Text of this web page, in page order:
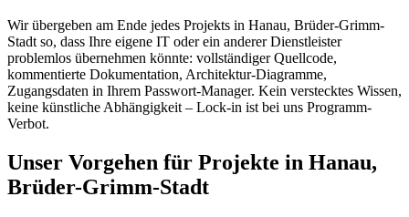
Wir übergeben am Ende jedes Projekts in Hanau, Brüder-Grimm-
Stadt so, dass Ihre eigene IT oder ein anderer Dienstleister
problemlos übernehmen könnte: vollständiger Quellcode,
kommentierte Dokumentation, Architektur-Diagramme,
Zugangsdaten in Ihrem Passwort-Manager. Kein verstecktes Wissen,
keine künstliche Abhängigkeit – Lock-in ist bei uns Programm-
Verbot.
Unser Vorgehen für Projekte in Hanau,
Brüder-Grimm-Stadt